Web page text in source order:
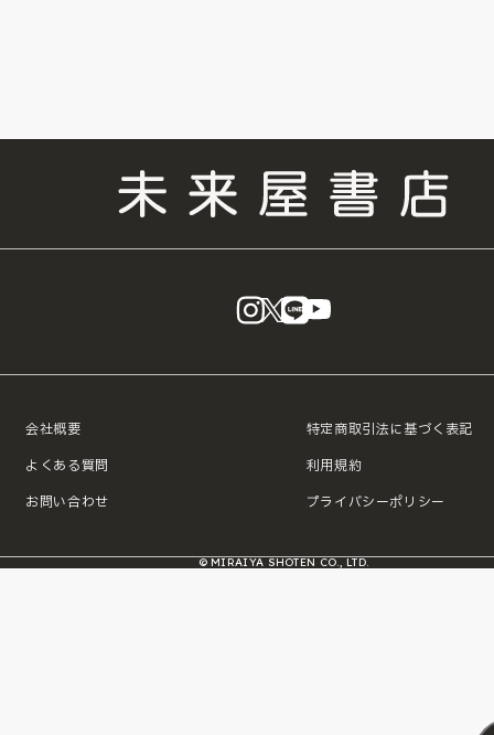
instagram
X LINE
会社概要
よくある質問
お問い合わせ
特定商取引法に基づく表記
利用規約
プライバシーポリシー
© MIRAIYA SHOTEN CO., LTD.